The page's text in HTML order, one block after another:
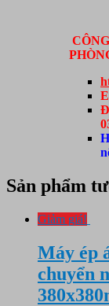
Sản phẩm
Giảm giá!
Máy ép
chuyển